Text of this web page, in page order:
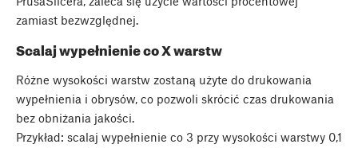
zamiast bezwzględnej.
Scalaj wypełnienie co X warstw
Różne wysokości warstw zostaną użyte do drukowania
wypełnienia i obrysów, co pozwoli skrócić czas drukowania
bez obniżania jakości.
Przykład: scalaj wypełnienie co 3 przy wysokości warstwy 0,1